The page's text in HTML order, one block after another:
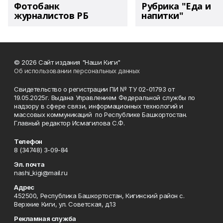
Фотобанк
журналистов РБ
Рубрика "Еда и
напитки"
© 2026 Сайт издания "Наши Киги"
Об использовании персональных данных
Свидетельство о регистрации ПИ № ТУ 02-01793 от
19.05.2025г. Выдана Управлением Федеральной службы по
надзору в сфере связи, информационных технологий и
массовых коммуникаций по Республике Башкортостан.
Главный редактор Исмагилова С.Ф.
Телефон
8 (34748) 3-09-84
Эл. почта
nashi_kigi@mail.ru
Адрес
452500, Республика Башкортостан, Кигинский район с.
Верхние Киги, ул. Советская, д.13
Рекламная служба